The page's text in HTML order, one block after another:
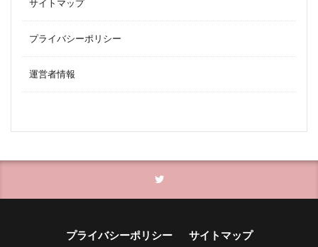
サイトマップ
プライバシーポリシー
運営者情報
プライバシーポリシー サイトマップ